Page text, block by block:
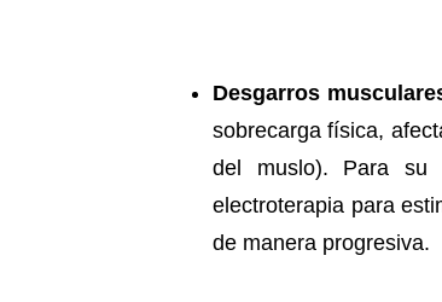
Desgarros
sobrecarga física,
del muslo). Para su
electroterapia para
de manera progresiva.